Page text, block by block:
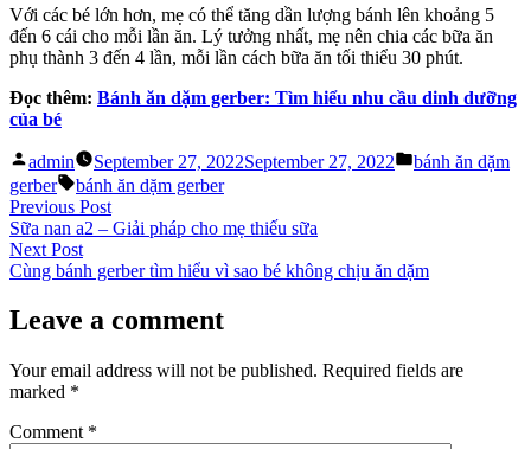
Với các bé lớn hơn, mẹ có thể tăng dần lượng bánh lên khoảng 5
đến 6 cái cho mỗi lần ăn. Lý tưởng nhất, mẹ nên chia các bữa ăn
phụ thành 3 đến 4 lần, mỗi lần cách bữa ăn tối thiểu 30 phút.
Đọc thêm: Bánh ăn dặm gerber: Tìm hiểu nhu cầu dinh dưỡng
của bé
Posted
by
admin September 27, 2022September 27, 2022
Posted
bánh ăn dặm
gerber
Tags:
bánh ăn dặm gerber
Post
navigation
Previous PostPrevious
post:
Sữa nan a2 – Giải pháp cho mẹ thiếu sữa
Next PostNext
post:
Cùng bánh gerber tìm hiểu vì sao bé không chịu ăn dặm
Leave a comment
Your email address will not be published. Required fields are
marked *
Comment *